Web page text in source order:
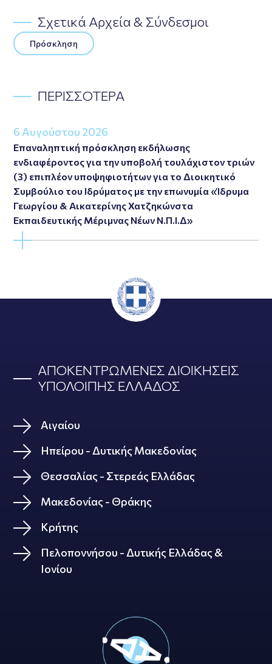
Σχετικά Αρχεία & Σύνδεσμοι
Πρόσκληση
ΠΕΡΙΣΣΟΤΕΡΑ
6 Αυγούστου 2026
Επαναληπτική πρόσκληση εκδήλωσης
ενδιαφέροντος για την υποβολή τουλάχιστον τριών
(3) επιπλέον υποψηφιοτήτων για το Διοικητικό
Συμβούλιο του Ιδρύματος με την επωνυμία «Ίδρυμα
Γεωργίου & Αικατερίνης Χατζηκώνστα
Εκπαιδευτικής Μέριμνας Νέων Ν.Π.Ι.Δ»
ΑΠΟΚΕΝΤΡΩΜΕΝΕΣ ΔΙΟΙΚΗΣΕΙΣ
ΥΠΟΛΟΙΠΗΣ ΕΛΛΑΔΟΣ
Αιγαίου
Ηπείρου - Δυτικής Μακεδονίας
Θεσσαλίας - Στερεάς Ελλάδας
Μακεδονίας - Θράκης
Κρήτης
Πελοποννήσου - Δυτικής Ελλάδας &
Ιονίου